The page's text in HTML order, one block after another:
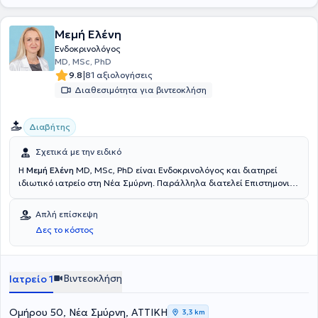
Μεμή Ελένη
Ενδοκρινολόγος
MD, MSc, PhD
9.8|81 αξιολογήσεις
Διαθεσιμότητα για βιντεοκλήση
Διαβήτης
Σχετικά με την ειδικό
Η Μεμή Ελένη MD, MSc, PhD είναι Ενδοκρινολόγος και διατηρεί
ιδιωτικό ιατρείο στη Νέα Σμύρνη. Παράλληλα διατελεί Επιστημονική
και Ακαδημαϊκή Υπότροφος στη Β' Μαιευτική και Γυναικολογική
Κλινική του Νοσοκομείου "Αρεταίειο". Είναι Διδάκτωρ Ιατρικής του
Αριστοτελείου Πανεπιστημίου Θεσσαλονίκης, απ’ όπου διαθέτει
πτυχίο Ιατρικής αλλά και μεταπτυχιακό εξειδίκευσης στην "Ιατρική
εργάστηκε ως ειδικευόμενη γιατρός στο Τμήμα Μεταβολικών και
Ενδοκρινικών Νοσημάτων του Πανεπιστημιακού Νοσοκομείου
Πανεπιστημιακού Νοσοκομείου της Γενεύης, στην Ελβετία. Επιπλέον,
Απλή επίσκεψη
Δες το κόστος
Ιατρείο 1 Βιντεοκλήση
Oμήρου 50, Νέα Σμύρνη, ΑΤΤΙΚΗ 3,3 km